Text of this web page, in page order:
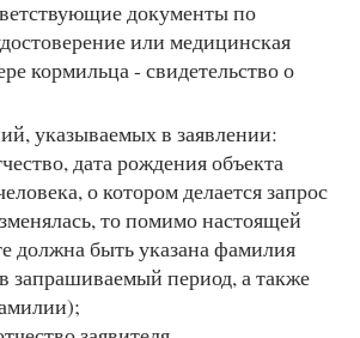
документы по
или медицинская
кормильца - свидетельство о
указываемых в заявлении:
дата рождения объекта
о котором делается запрос
то помимо настоящей
должна быть указана фамилия
запрашиваемый период, а также